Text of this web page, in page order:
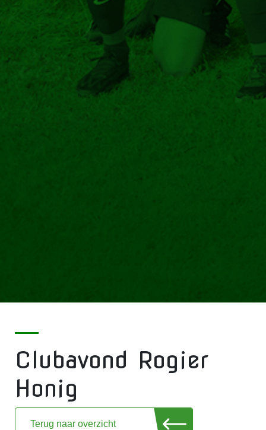
Clubavond Rogier
Honig
Terug naar overzicht